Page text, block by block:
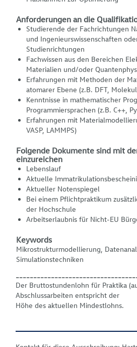
Anforderungen an die
Studierende der Fachrichtungen
und Ingenieurswissenschaften
Studienrichtungen
Fachwissen aus den Bereichen
Materialien und/oder
Erfahrungen mit Methoden der
atomarer Ebene (z.B. DFT,
Kenntnisse in mathematischer
Programmiersprachen (z.B. C++,
Erfahrungen mit
VASP, LAMMPS)
Folgende Dokumente sind mit
einzureichen
Lebenslauf
Aktuelle
Aktueller Notenspiegel
Bei einem Pflichtpraktikum
der Hochschule
Arbeitserlaubnis für Nicht-EU
Keywords
Mikrostrukturmodellierung,
Simulationstechniken
Der Bruttostundenlohn für Praktika
Abschlussarbeiten entspricht der
Höhe des aktuellen Mindestlohns.